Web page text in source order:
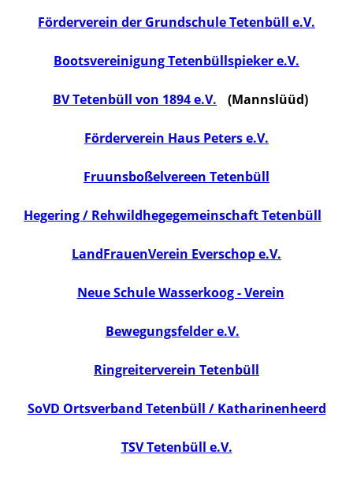
Förderverein der Grundschule Tetenbüll e.V.
Bootsvereinigung Tetenbüllspieker e.V.
BV Tetenbüll von 1894 e.V. (Mannslüüd)
Förderverein Haus Peters e.V.
Fruunsboßelvereen Tetenbüll
Hegering / Rehwildhegegemeinschaft Tetenbüll
LandFrauenVerein Everschop e.V.
Neue Schule Wasserkoog - Verein
Bewegungsfelder e.V.
Ringreiterverein Tetenbüll
SoVD Ortsverband Tetenbüll / Katharinenheerd
TSV Tetenbüll e.V.